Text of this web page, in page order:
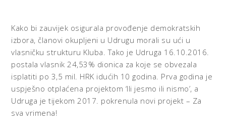
Kako bi zauvijek osigurala provođenje demokratskih
izbora, članovi okupljeni u Udrugu morali su ući u
vlasničku strukturu Kluba. Tako je Udruga 16.10.2016.
postala vlasnik 24,53% dionica za koje se obvezala
isplatiti po 3,5 mil. HRK idućih 10 godina. Prva godina je
uspješno otplaćena projektom ‘Ili jesmo ili nismo’, a
Udruga je tijekom 2017. pokrenula novi projekt – Za
sva vrimena!